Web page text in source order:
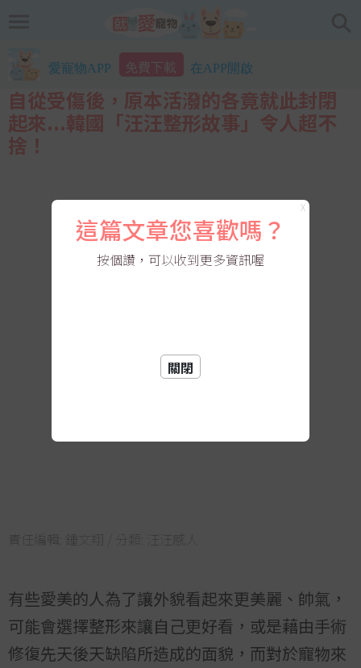
愛寵物APP 免費下載 在APP開啟
自從受傷後，原本活潑的各竟就此封閉
起來...韓國「汪汪整形故事」令人超不
捨！
責任編輯: 鍾文翔 / 分類: 汪汪感人
有些愛美的人為了讓外貌看起來更美麗、帥氣，
可能會選擇整形來讓自己更好看，或是藉由手術
修復先天後天缺陷所造成的面貌，而對於寵物來
X
這篇文章您喜歡嗎？
按個讚，可以收到更多資訊喔
關閉